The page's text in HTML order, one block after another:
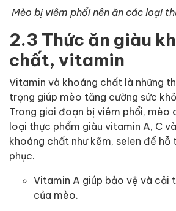
Mèo bị viêm phổi nên ăn các loại
2.3 Thức ăn giàu
chất, vitamin
Vitamin và khoáng chất là những
trọng giúp mèo tăng cường sức
Trong giai đoạn bị viêm phổi, mèo
loại thực phẩm giàu vitamin A, C
khoáng chất như kẽm, selen để hỗ
phục.
Vitamin A giúp bảo vệ và cải
của mèo.